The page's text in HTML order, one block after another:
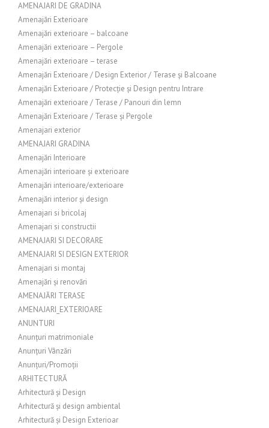
AMENAJARI DE GRADINA
Amenajări Exterioare
Amenajări exterioare – balcoane
Amenajări exterioare – Pergole
Amenajări exterioare – terase
Amenajări Exterioare / Design Exterior / Terase și Balcoane
Amenajări Exterioare / Protecție și Design pentru Intrare
Amenajări exterioare / Terase / Panouri din lemn
Amenajări Exterioare / Terase și Pergole
Amenajari exterior
AMENAJARI GRADINA
Amenajări Interioare
Amenajări interioare și exterioare
Amenajări interioare/exterioare
Amenajări interior și design
Amenajari si bricolaj
Amenajari si constructii
AMENAJARI SI DECORARE
AMENAJARI SI DESIGN EXTERIOR
Amenajari si montaj
Amenajări și renovări
AMENAJĂRI TERASE
AMENAJARI_EXTERIOARE
ANUNTURI
Anunțuri matrimoniale
Anunțuri Vânzări
Anunțuri/Promoții
ARHITECTURĂ
Arhitectură și Design
Arhitectură și design ambiental
Arhitectură și Design Exterioar